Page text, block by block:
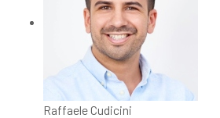
Raffaele Cudicini